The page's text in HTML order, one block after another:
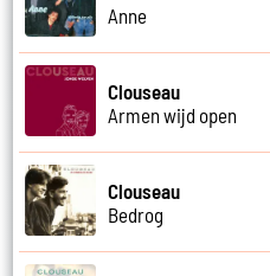
Anne
Clouseau
Armen wijd open
Clouseau
Bedrog